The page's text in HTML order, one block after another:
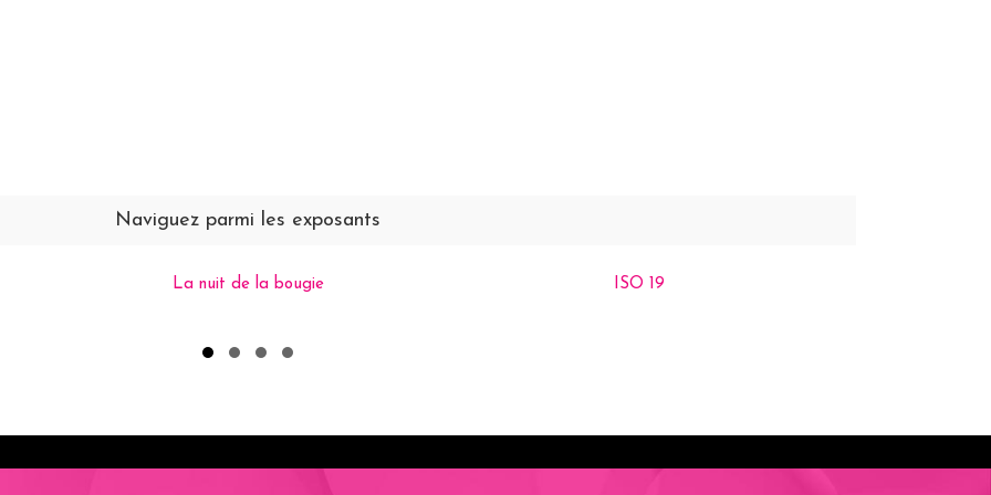
Naviguez parmi les exposants
La nuit de la bougie ISO 19